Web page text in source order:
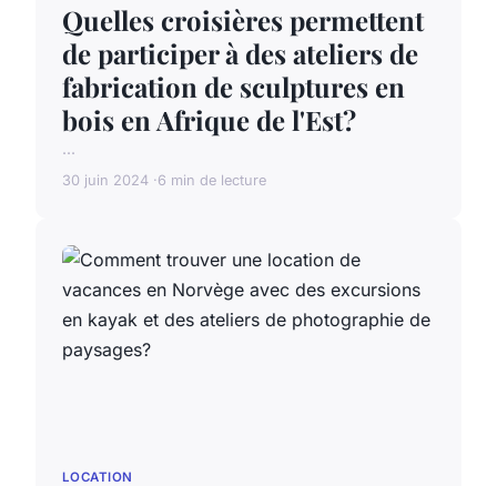
Quelles croisières permettent
de participer à des ateliers de
fabrication de sculptures en
bois en Afrique de l'Est?
...
30 juin 2024 6 min de lecture
LOCATION